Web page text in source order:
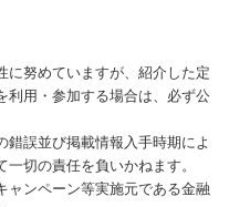
に努めていますが、紹介した定
利用・参加する場合は、必ず公
錯誤並び掲載情報入手時期によ
切の責任を負いかねます。
ャンペーン等実施元である金融